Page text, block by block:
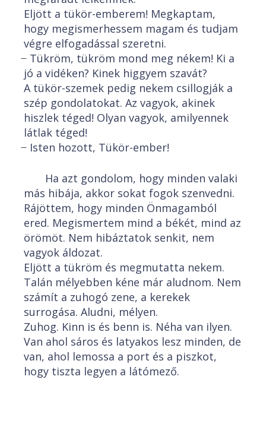
Eljött a tükör-emberem! Megkaptam,
hogy megismerhessem magam és tudjam
végre elfogadással szeretni.
̶ Tükröm, tükröm mond meg nékem! Ki a
jó a vidéken? Kinek higgyem szavát?
A tükör-szemek pedig nekem csillogják a
szép gondolatokat. Az vagyok, akinek
hiszlek téged! Olyan vagyok, amilyennek
látlak téged!
̶ Isten hozott, Tükör-ember!
Ha azt gondolom, hogy minden valaki
más hibája, akkor sokat fogok szenvedni.
Rájöttem, hogy minden Önmagamból
ered. Megismertem mind a békét, mind az
örömöt. Nem hibáztatok senkit, nem
vagyok áldozat.
Eljött a tükröm és megmutatta nekem.
Talán mélyebben kéne már aludnom. Nem
számít a zuhogó zene, a kerekek
surrogása. Aludni, mélyen.
Zuhog. Kinn is és benn is. Néha van ilyen.
Van ahol sáros és latyakos lesz minden, de
van, ahol lemossa a port és a piszkot,
hogy tiszta legyen a látómező.